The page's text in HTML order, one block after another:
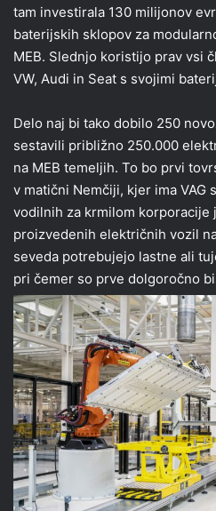
tam investirala 130 milijonov
baterijskih sklopov za
MEB. Slednjo koristijo prav vsi
VW, Audi in Seat s svojimi
Delo naj bi tako dobilo 250
sestavili približno 250.000
na MEB temeljih. To bo prvi
v matični Nemčiji, kjer ima VAG
vodilnih za krmilom
proizvedenih električnih vozil
seveda potrebujejo lastne ali
pri čemer so prve dolgoročno